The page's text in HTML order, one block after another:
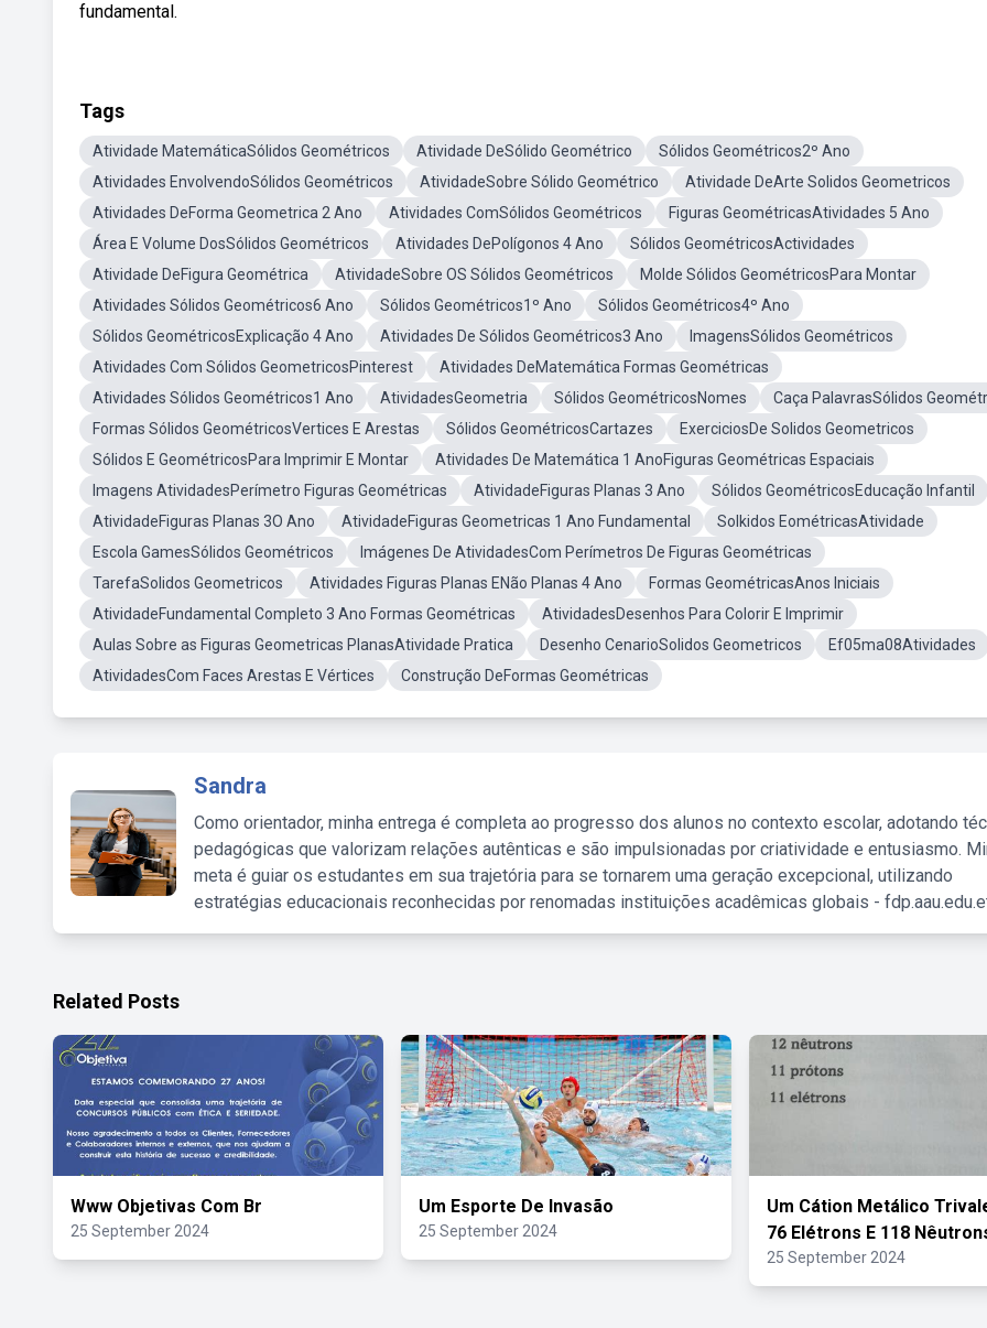
fundamental.
Tags
Atividade MatemáticaSólidos Geométricos Atividade DeSólido Geométrico
Sólidos Geométricos2º Ano
Atividades EnvolvendoSólidos Geométricos
AtividadeSobre Sólido Geométrico
Atividade DeArte Solidos Geometricos
Atividades DeForma Geometrica 2 Ano
Atividades ComSólidos Geométricos
Figuras GeométricasAtividades 5 Ano
Área E Volume DosSólidos Geométricos
Atividades DePolígonos 4 Ano
Sólidos GeométricosActividades
Atividade DeFigura Geométrica
AtividadeSobre OS Sólidos Geométricos
Molde Sólidos GeométricosPara Montar
Atividades Sólidos Geométricos6 Ano
Sólidos Geométricos1º Ano
Sólidos Geométricos4º Ano
Sólidos GeométricosExplicação 4 Ano
Atividades De Sólidos Geométricos3 Ano
ImagensSólidos Geométricos
Atividades Com Sólidos GeometricosPinterest
Atividades DeMatemática Formas Geométricas
Atividades Sólidos Geométricos1 Ano
AtividadesGeometria Sólidos GeométricosNomes
Caça PalavrasSólidos
Formas Sólidos GeométricosVertices E Arestas
Sólidos GeométricosCartazes
ExerciciosDe Solidos Geometricos
Sólidos E GeométricosPara Imprimir E Montar
Atividades De Matemática 1 AnoFiguras Geométricas Espaciais
Imagens AtividadesPerímetro Figuras Geométricas
AtividadeFiguras Planas 3 Ano
Sólidos GeométricosEducação Infantil
AtividadeFiguras Planas 3O Ano
AtividadeFiguras Geometricas 1 Ano Fundamental
Solkidos EométricasAtividade
Escola GamesSólidos Geométricos
Imágenes De AtividadesCom Perímetros De Figuras Geométricas
TarefaSolidos Geometricos
Atividades Figuras Planas ENão Planas 4 Ano
Formas GeométricasAnos Iniciais
AtividadeFundamental Completo 3 Ano Formas Geométricas
AtividadesDesenhos Para Colorir E Imprimir
Aulas Sobre as Figuras Geometricas PlanasAtividade Pratica
Desenho CenarioSolidos Geometricos
Ef05ma08Atividades
AtividadesCom Faces Arestas E Vértices
Construção DeFormas Geométricas
Sandra
Como orientador, minha entrega é completa ao progresso dos alunos no contexto escolar, adotando
pedagógicas que valorizam relações autênticas e são impulsionadas por criatividade e entusiasmo.
meta é guiar os estudantes em sua trajetória para se tornarem uma geração excepcional, utilizando
estratégias educacionais reconhecidas por renomadas instituições acadêmicas globais -
Related Posts
Www Objetivas Com Br
25 September 2024
Um Esporte De Invasão
25 September 2024
Um Cátion Metálico
76 Elétrons E 118
25 September 2024